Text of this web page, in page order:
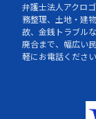
弁護士法人アクロ
務整理、土地・建
故、金銭トラブル
廃合まで、幅広い
軽にお電話ください